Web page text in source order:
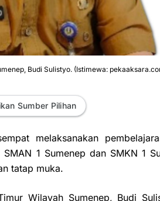
Budi Sulistyo. (Istimewa:
Sumber Pilihan
melaksanakan
1 Sumenep dan SMKN 1
tatap muka.
Wilayah Sumenep, Budi